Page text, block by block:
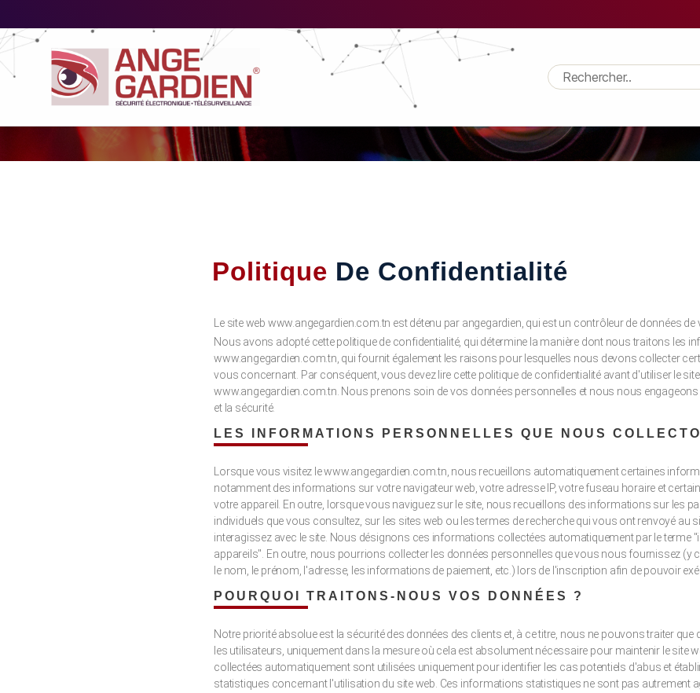
Politique de
Politique De Confidentialité
Le site web www.angegardien.com.tn est détenu par angegardien, qui est un contrôleur de données
Nous avons adopté cette politique de confidentialité, qui détermine la manière dont nous traitons les
www.angegardien.com.tn, qui fournit également les raisons pour lesquelles nous devons collecter
vous concernant. Par conséquent, vous devez lire cette politique de confidentialité avant d'utiliser le
www.angegardien.com.tn. Nous prenons soin de vos données personnelles et nous nous
et la sécurité.
LES INFORMATIONS PERSONNELLES QUE NOUS
Lorsque vous visitez le www.angegardien.com.tn, nous recueillons automatiquement certaines
notamment des informations sur votre navigateur web, votre adresse IP, votre fuseau horaire et
votre appareil. En outre, lorsque vous naviguez sur le site, nous recueillons des informations sur les
individuels que vous consultez, sur les sites web ou les termes de recherche qui vous ont renvoyé au
interagissez avec le site. Nous désignons ces informations collectées automatiquement par le terme
appareils". En outre, nous pourrions collecter les données personnelles que vous nous fournissez (y
le nom, le prénom, l'adresse, les informations de paiement, etc.) lors de l'inscription afin de pouvoir
POURQUOI TRAITONS-NOUS VOS DONNÉES ?
Notre priorité absolue est la sécurité des données des clients et, à ce titre, nous ne pouvons traiter
les utilisateurs, uniquement dans la mesure où cela est absolument nécessaire pour maintenir le site
collectées automatiquement sont utilisées uniquement pour identifier les cas potentiels d'abus et
statistiques concernant l'utilisation du site web. Ces informations statistiques ne sont pas autrement